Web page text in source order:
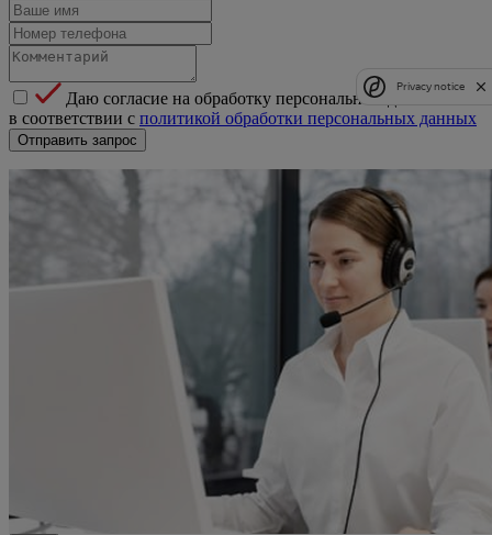
Даю согласие на обработку персональных данных
в соответствии с политикой обработки персональных данных
Отправить запрос
Privacy notice